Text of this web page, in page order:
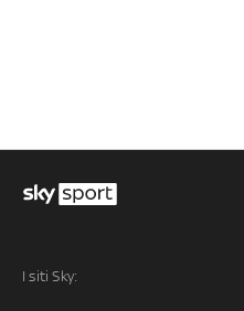
I siti Sky: